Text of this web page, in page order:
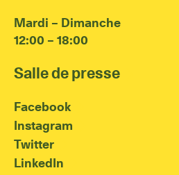
Mardi – Dimanche
12:00 – 18:00
Salle de presse
Facebook
Instagram
Twitter
LinkedIn